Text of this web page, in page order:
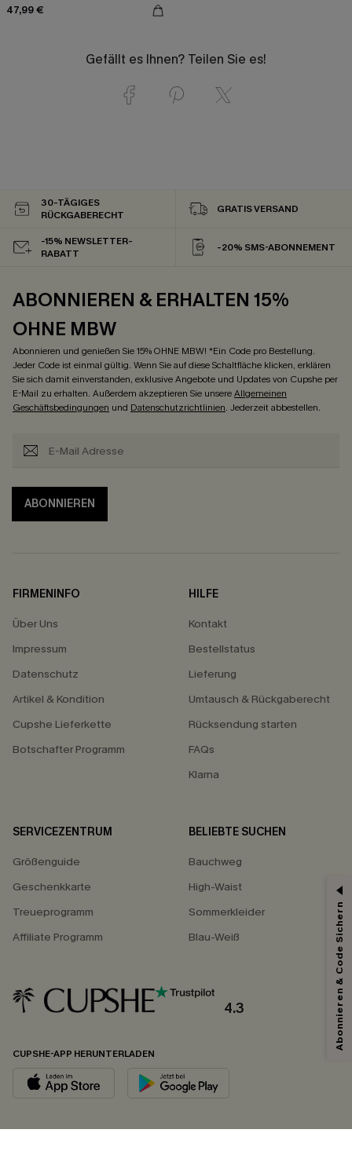
47,99 €
Gefällt es Ihnen? Teilen Sie es!
30-TÄGIGES
RÜCKGABERECHT
GRATIS VERSAND
-15% NEWSLETTER-
RABATT
-20% SMS-ABONNEMENT
ABONNIEREN & ERHALTEN 15%
OHNE MBW
Abonnieren und genießen Sie 15% OHNE MBW! *Ein Code pro Bestellung.
Jeder Code ist einmal gültig. Wenn Sie auf diese Schaltfläche klicken, erklären
Sie sich damit einverstanden, exklusive Angebote und Updates von Cupshe per
E-Mail zu erhalten. Außerdem akzeptieren Sie unsereAllgemeinen
Geschäftsbedingungen und Datenschutzrichtlinien. Jederzeit abbestellen.
ABONNIEREN
FIRMENINFO
Über Uns
Impressum
Datenschutz
Artikel & Kondition
Cupshe Lieferkette
Botschafter Programm
HILFE
Kontakt
Bestellstatus
Lieferung
Umtausch & Rückgaberecht
Rücksendung starten
FAQs
Klarna
SERVICEZENTRUM
Größenguide
Geschenkkarte
Treueprogramm
Affiliate Programm
BELIEBTE SUCHEN
Bauchweg
High-Waist
Sommerkleider
Blau-Weiß
4.3
CUPSHE-APP HERUNTERLADEN
Abonnieren & Code Sichern